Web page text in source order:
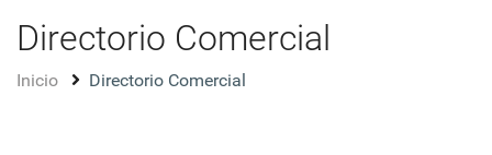
Directorio Comercial
Inicio Directorio Comercial